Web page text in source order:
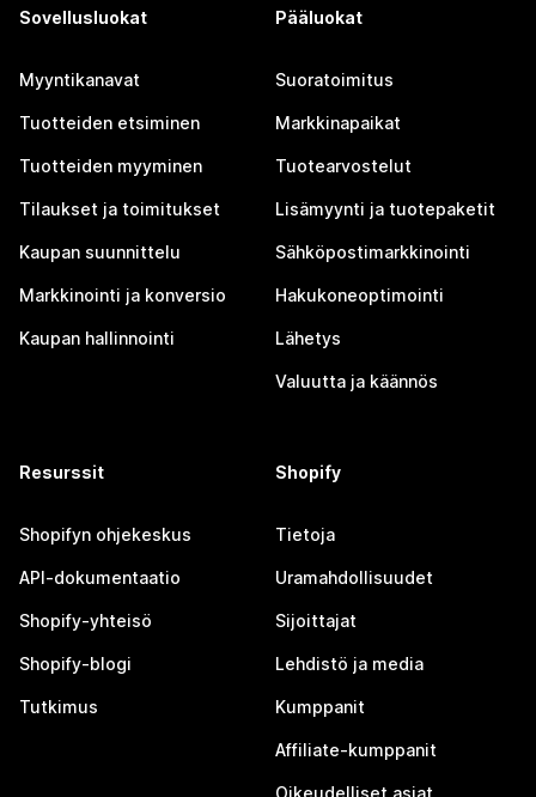
Sovellusluokat
Myyntikanavat
Tuotteiden etsiminen
Tuotteiden myyminen
Tilaukset ja toimitukset
Kaupan suunnittelu
Markkinointi ja konversio
Kaupan hallinnointi
Pääluokat
Suoratoimitus
Markkinapaikat
Tuotearvostelut
Lisämyynti ja tuotepaketit
Sähköpostimarkkinointi
Hakukoneoptimointi
Lähetys
Valuutta ja käännös
Resurssit
Shopifyn ohjekeskus
API-dokumentaatio
Shopify-yhteisö
Shopify-blogi
Tutkimus
Shopify
Tietoja
Uramahdollisuudet
Sijoittajat
Lehdistö ja media
Kumppanit
Affiliate-kumppanit
Oikeudelliset asiat